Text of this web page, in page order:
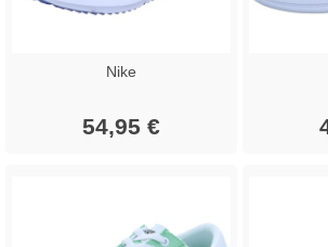
Nike
54,95 €